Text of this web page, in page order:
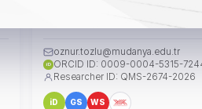
oznur.tozlu@mudanya.edu.tr
iD ORCID ID: 0009-0004-5315-
Researcher ID: QMS-2674-2026
iD GS WS